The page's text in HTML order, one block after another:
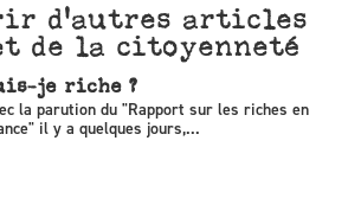
d'autres articles
de la citoyenneté
je riche ?
la parution du "Rapport sur les riches en
il y a quelques jours,...